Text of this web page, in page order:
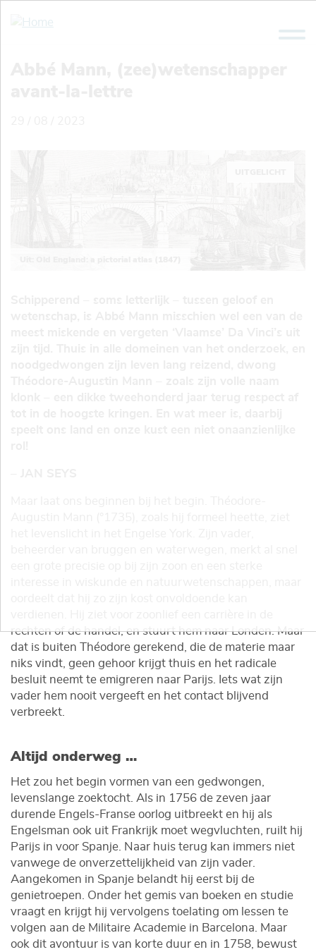
rechten of de handel, en stuurt hem naar Londen. Maar
dat is buiten Théodore gerekend, die de materie maar
niks vindt, geen gehoor krijgt thuis en het radicale
besluit neemt te emigreren naar Parijs. Iets wat zijn
vader hem nooit vergeeft en het contact blijvend
verbreekt.
Altijd onderweg …
Het zou het begin vormen van een gedwongen,
levenslange zoektocht. Als in 1756 de zeven jaar
durende Engels-Franse oorlog uitbreekt en hij als
Engelsman ook uit Frankrijk moet wegvluchten, ruilt hij
Parijs in voor Spanje. Naar huis terug kan immers niet
vanwege de onverzettelijkheid van zijn vader.
Aangekomen in Spanje belandt hij eerst bij de
genietroepen. Onder het gemis van boeken en studie
vraagt en krijgt hij vervolgens toelating om lessen te
volgen aan de Militaire Academie in Barcelona. Maar
ook dit avontuur is van korte duur en in 1758, bewust